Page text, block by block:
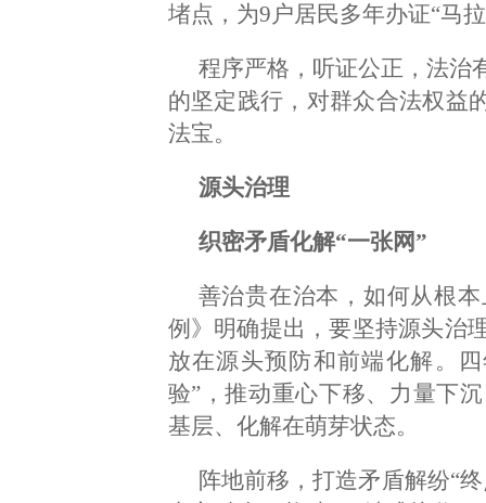
堵点，为9户居民多年办证“马
程序严格，听证公正，法治
的坚定践行，对群众合法权益
法宝。
源头治理
织密矛盾化解“一张网”
善治贵在治本，如何从根
例》明确提出，要坚持源头治
放在源头预防和前端化解。
验”，推动重心下移、力量下
基层、化解在萌芽状态。
阵地前移，打造矛盾解纷“